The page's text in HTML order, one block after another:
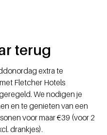
terug
extra te
Fletcher Hotels
We nodigen je
en te genieten van een
voor maar €39 (voor 2
drankjes).